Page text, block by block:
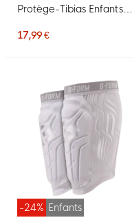
Protège-Tibias Enfants
17,99 €
-24% Enfants